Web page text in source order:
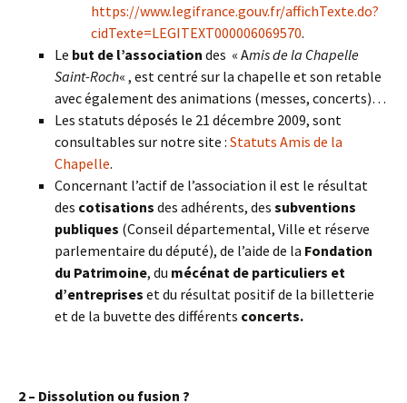
https://www.legifrance.gouv.fr/affichTexte.do?
cidTexte=LEGITEXT000006069570.
Le but de l’association des « Amis de la Chapelle
Saint-Roch« , est centré sur la chapelle et son retable
avec également des animations (messes, concerts)…
Les statuts déposés le 21 décembre 2009, sont
consultables sur notre site : Statuts Amis de la
Chapelle.
Concernant l’actif de l’association il est le résultat
des cotisations des adhérents, des subventions
publiques (Conseil départemental, Ville et réserve
parlementaire du député), de l’aide de la Fondation
du Patrimoine, du mécénat de particuliers et
d’entreprises et du résultat positif de la billetterie
et de la buvette des différents concerts.
2 – Dissolution ou fusion ?